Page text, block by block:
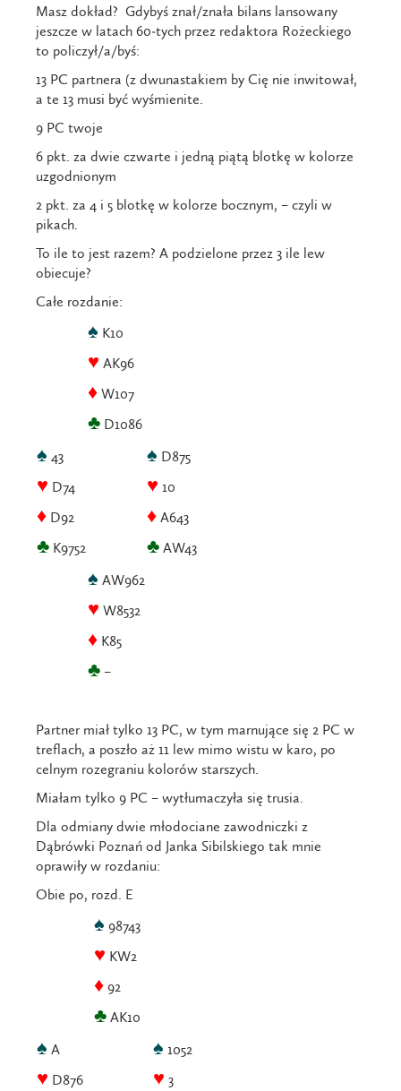
Masz dokład? Gdybyś znał/znała bilans lansowany
jeszcze w latach 60-tych przez redaktora Rożeckiego
to policzył/a/byś:
13 PC partnera (z dwunastakiem by Cię nie inwitował,
a te 13 musi być wyśmienite.
9 PC twoje
6 pkt. za dwie czwarte i jedną piątą blotkę w kolorze
uzgodnionym
2 pkt. za 4 i 5 blotkę w kolorze bocznym, – czyli w
pikach.
To ile to jest razem? A podzielone przez 3 ile lew
obiecuje?
Całe rozdanie:
♠ K10
♥ AK96
♦ W107
♣ D1086
♠ 43
♥ D74
♦ D92
♣ K9752
♠ D875
♥ 10
♦ A643
♣ AW43
♠ AW962
♥ W8532
♦ K85
♣ –
Partner miał tylko 13 PC, w tym marnujące się 2 PC w
treflach, a poszło aż 11 lew mimo wistu w karo, po
celnym rozegraniu kolorów starszych.
Miałam tylko 9 PC – wytłumaczyła się trusia.
Dla odmiany dwie młodociane zawodniczki z
Dąbrówki Poznań od Janka Sibilskiego tak mnie
oprawiły w rozdaniu:
Obie po, rozd. E
♠ 98743
♥ KW2
♦ 92
♣ AK10
♠ A
♥ D876
♠ 1052
♥ 3